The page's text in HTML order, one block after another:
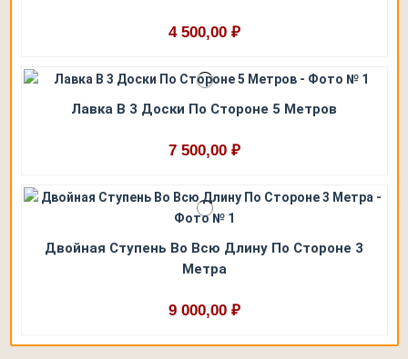
4 500,00 ₽
Лавка В 3 Доски По Стороне 5 Метров
7 500,00 ₽
Двойная Ступень Во Всю Длину По Стороне 3
Метра
9 000,00 ₽